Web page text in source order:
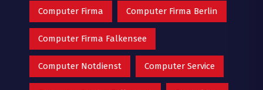
Computer Firma Computer Firma Berlin
Computer Firma Falkensee
Computer Notdienst Computer Service